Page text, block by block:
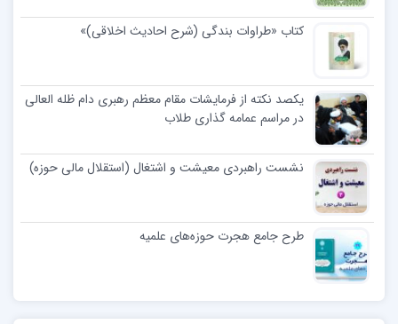
کتاب «طراوات بندگی (شرح احادیث اخلاقی)»
یکصد نکته از فرمایشات مقام معظم رهبری دام ظله العالی
در مراسم عمامه گذاری طلاب
نشست راهبردی معیشت و اشتغال (استقلال مالی حوزه)
طرح جامع هجرت حوزه‌های علمیه